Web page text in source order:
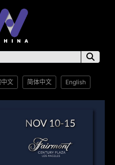
文 简体中文 English